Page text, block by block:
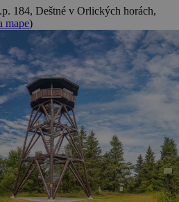
184, Deštné v Orlických horách,
mape)